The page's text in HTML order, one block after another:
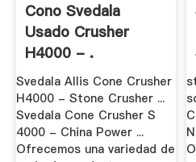
Cono Svedala
Usado Crusher
H4000 - .
Svedala Allis Cone Crusher
H4000 - Stone Crusher ...
Svedala Cone Crusher S
4000 - China Power ...
Ofrecemos una variedad de